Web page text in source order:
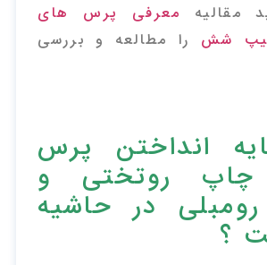
مقالیه
معرفی پرس های
شش را مطالعه و بررسی
انداختن پرس
چاپ روتختی و
در حاشیه
؟